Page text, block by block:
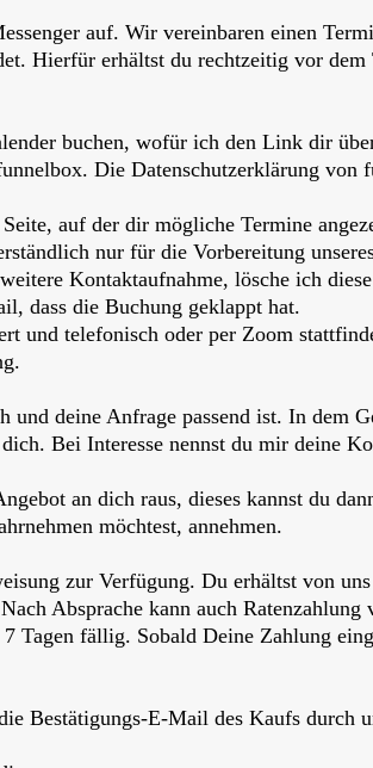
auf. Wir vereinbaren einen
Hierfür erhältst du rechtzeitig vor
buchen, wofür ich den Link dir
Die Datenschutzerklärung von
auf der dir mögliche Termine
nur für die Vorbereitung
Kontaktaufnahme, lösche ich
dass die Buchung geklappt hat.
und telefonisch oder per Zoom
deine Anfrage passend ist. In dem
Bei Interesse nennst du mir deine
an dich raus, dieses kannst du
möchtest, annehmen.
zur Verfügung. Du erhältst von
Absprache kann auch
Tagen fällig. Sobald Deine Zahlung
Bestätigungs-E-Mail des Kaufs durch